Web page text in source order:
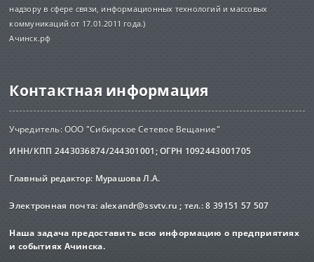
надзору в сфере связи, информационных технологий и массовых
коммуникаций от 17.01.2011 года.)
Ачинск.рф
Контактная информация
Учредитель: ООО "Сибирское Сетевое Вещание"
ИНН/КПП 2443036874/244301001; ОГРН 1092443001705
Главный редактор: Мурашова Л.А.
Электронная почта: alexandr@ssvtv.ru; тел.: 8 39151 57 507
Наша задача предоставить всю информацию о предприятиях
и событиях Ачинска.